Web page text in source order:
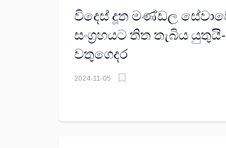
විදෙස් දූත මණ්ඩල
සංග්‍රහයට තිත තැබිය
වතුගෙදර
2024-11-05